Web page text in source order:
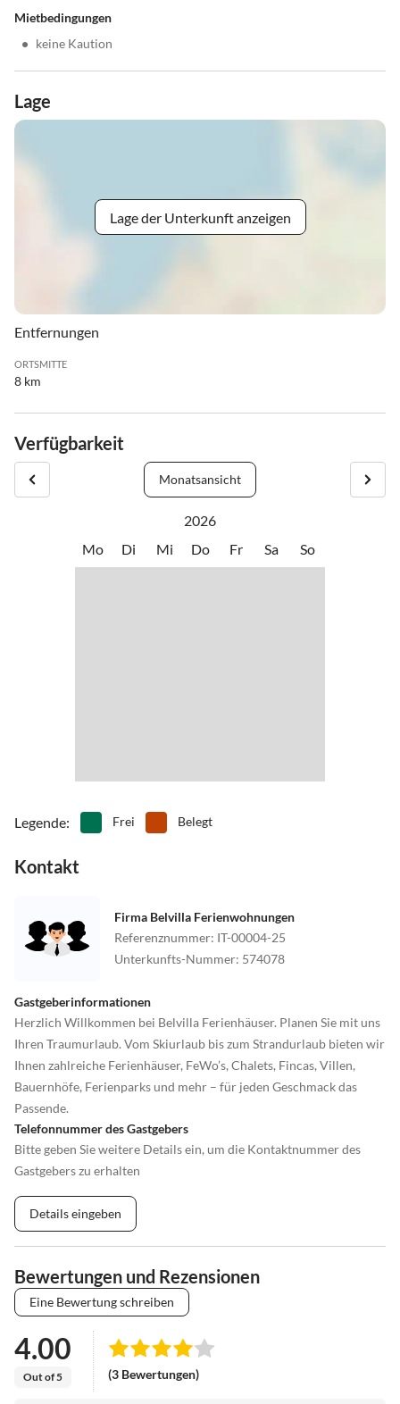
Mietbedingungen
• keine Kaution
Lage
Lage der Unterkunft anzeigen
Entfernungen
ORTSMITTE
8 km
Verfügbarkeit
Monatsansicht
2026
Mo
Di Mi Do Fr Sa So
Legende: Frei Belegt
Kontakt
Firma Belvilla Ferienwohnungen
Referenznummer: IT-00004-25
Unterkunfts-Nummer: 574078
Gastgeberinformationen
Herzlich Willkommen bei Belvilla Ferienhäuser. Planen Sie mit uns
Ihren Traumurlaub. Vom Skiurlaub bis zum Strandurlaub bieten wir
Ihnen zahlreiche Ferienhäuser, FeWo’s, Chalets, Fincas, Villen,
Bauernhöfe, Ferienparks und mehr – für jeden Geschmack das
Passende.
Telefonnummer des Gastgebers
Bitte geben Sie weitere Details ein, um die Kontaktnummer des
Gastgebers zu erhalten
Details eingeben
Bewertungen und Rezensionen
Eine Bewertung schreiben
4.00
Out of 5 (3 Bewertungen)